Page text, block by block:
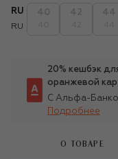
RU
RU
20% кешбэк
оранжевой
С Альфа-
Подробнее
О ТОВАРЕ